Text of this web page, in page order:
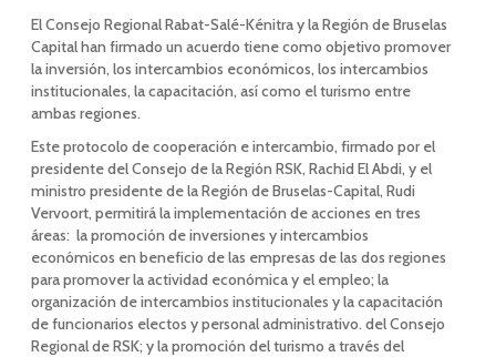
El Consejo Regional Rabat-Salé-Kénitra y la Región de Bruselas
Capital han firmado un acuerdo tiene como objetivo promover
la inversión, los intercambios económicos, los intercambios
institucionales, la capacitación, así como el turismo entre
ambas regiones.
Este protocolo de cooperación e intercambio, firmado por el
presidente del Consejo de la Región RSK, Rachid El Abdi, y el
ministro presidente de la Región de Bruselas-Capital, Rudi
Vervoort, permitirá la implementación de acciones en tres
áreas: la promoción de inversiones y intercambios
económicos en beneficio de las empresas de las dos regiones
para promover la actividad económica y el empleo; la
organización de intercambios institucionales y la capacitación
de funcionarios electos y personal administrativo. del Consejo
Regional de RSK; y la promoción del turismo a través del